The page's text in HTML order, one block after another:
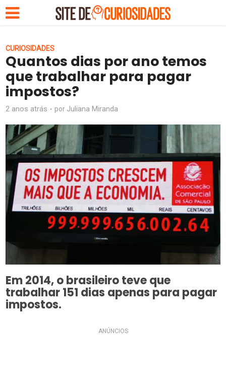
CURIOSIDADES
Quantos dias por ano temos
que trabalhar para pagar
impostos?
2 anos atrás por Juliana Miranda
Em 2014, o brasileiro teve que
trabalhar 151 dias apenas para pagar
impostos.
ANÚNCIOS